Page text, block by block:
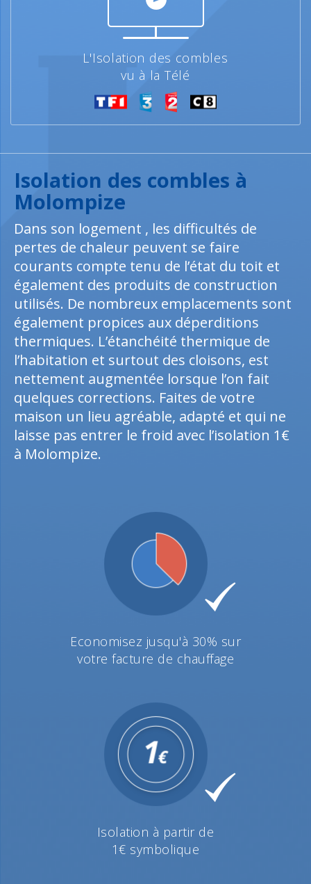
L'Isolation des combles
vu à la Télé
Isolation des combles à
Molompize
Dans son logement , les difficultés de
pertes de chaleur peuvent se faire
courants compte tenu de l’état du toit et
également des produits de construction
utilisés. De nombreux emplacements sont
également propices aux déperditions
thermiques. L’étanchéité thermique de
l’habitation et surtout des cloisons, est
nettement augmentée lorsque l’on fait
quelques corrections. Faites de votre
maison un lieu agréable, adapté et qui ne
laisse pas entrer le froid avec l’isolation 1€
à Molompize.
Economisez jusqu'à 30% sur
votre facture de chauffage
Isolation à partir de
1€ symbolique